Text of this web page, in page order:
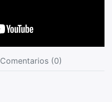
Comentarios (0)